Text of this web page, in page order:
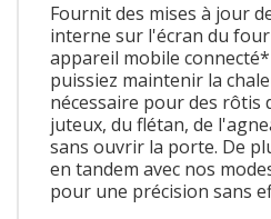
Fournit des mises à jour
interne sur l'écran du
appareil mobile
puissiez maintenir la
nécessaire pour des rôtis
juteux, du flétan, de
sans ouvrir la porte. De
en tandem avec nos
pour une précision sans